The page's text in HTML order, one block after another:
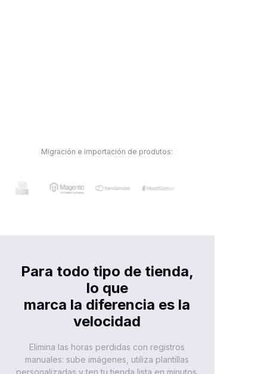
Migración e importación de produtos:
Para todo tipo de tienda,
lo que
​marca la diferencia es la
velocidad
Elimina las horas perdidas con registros
manuales: sube imágenes, utiliza plantillas
personalizadas y ten tu tienda lista en minutos.